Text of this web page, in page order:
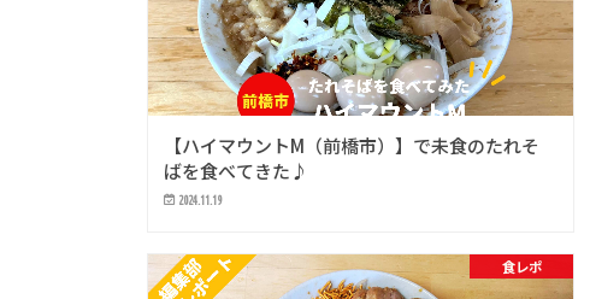
【ハイマウントM（前橋市）】で未食のたれそ
ばを食べてきた♪
2024.11.19
食レポ